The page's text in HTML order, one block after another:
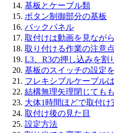
基板とケーブル類
ボタン制御部分の基板
バックパネル
取付けは動画を見ながら
取り付ける作業の注意点
L3、R3の押し込みを割
基板のスイッチの設定
フレキシブルケーブル
結構無理矢理閉じても
大体1時間ほどで取付け
取付け後の見た目
設定方法